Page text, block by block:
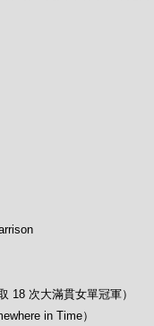
18 次大滿貫女單冠軍）
in Time）